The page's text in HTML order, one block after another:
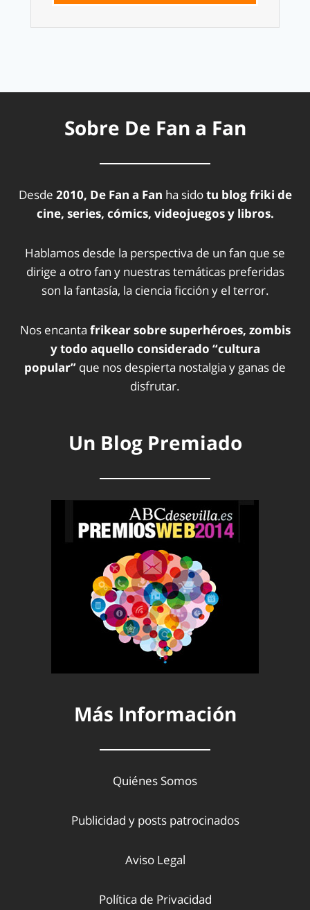
Sobre De Fan a Fan
Desde 2010, De Fan a Fan ha sidotu blog friki de
cine, series, cómics, videojuegos y libros.
Hablamos desde la perspectiva de un fan que se
dirige a otro fan y nuestras temáticas preferidas
son la fantasía, la ciencia ficción y el terror.
Nos encanta frikear sobre superhéroes, zombis
y todo aquello considerado “cultura
popular” que nos despierta nostalgia y ganas de
disfrutar.
Un Blog Premiado
Más Información
Quiénes Somos
Publicidad y posts patrocinados
Aviso Legal
Política de Privacidad